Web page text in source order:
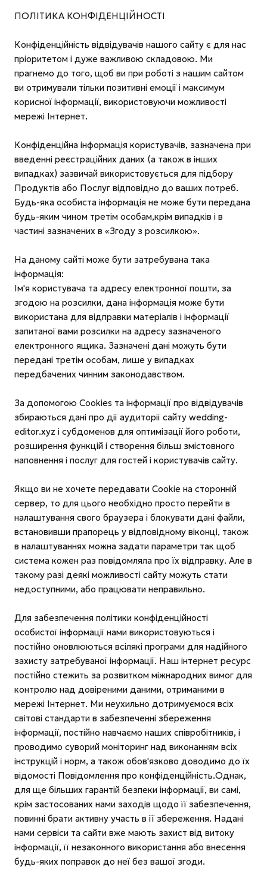
ПОЛІТИКА КОНФІДЕНЦІЙНОСТІ
Конфіденційність відвідувачів нашого сайту є для нас
пріоритетом і дуже важливою складовою. Ми
прагнемо до того, щоб ви при роботі з нашим сайтом
ви отримували тільки позитивні емоції і максимум
корисної інформації, використовуючи можливості
мережі Інтернет.
Конфіденційна інформація користувачів, зазначена при
введенні реєстраційних даних (а також в інших
випадках) зазвичай використовується для підбору
Продуктів або Послуг відповідно до ваших потреб.
Будь-яка особиста інформація не може бути передана
будь-яким чином третім особам,крім випадків і в
частині зазначених в «Згоду з розсилкою».
На даному сайті може бути затребувана така
інформація:
Ім'я користувача та адресу електронної пошти, за
згодою на розсилки, дана інформація може бути
використана для відправки матеріалів і інформації
запитаної вами розсилки на адресу зазначеного
електронного ящика. Зазначені дані можуть бути
передані третім особам, лише у випадках
передбачених чинним законодавством.
За допомогою Cookies та інформації про відвідувачів
збираються дані про дії аудиторії сайту wedding-
editor.xyz і субдоменов для оптимізації його роботи,
розширення функцій і створення більш змістовного
наповнення і послуг для гостей і користувачів сайту.
Якщо ви не хочете передавати Cookie на сторонній
сервер, то для цього необхідно просто перейти в
налаштування свого браузера і блокувати дані файли,
встановивши прапорець у відповідному віконці, також
в налаштуваннях можна задати параметри так щоб
система кожен раз повідомляла про їх відправку. Але в
такому разі деякі можливості сайту можуть стати
недоступними, або працювати неправильно.
Для забезпечення політики конфіденційності
особистої інформації нами використовуються і
постійно оновлюються всілякі програми для надійного
захисту затребуваної інформації. Наш інтернет ресурс
постійно стежить за розвитком міжнародних вимог для
контролю над довіреними даними, отриманими в
мережі Інтернет. Ми неухильно дотримуємося всіх
світові стандарти в забезпеченні збереження
інформації, постійно навчаємо наших співробітників, і
проводимо суворий моніторинг над виконанням всіх
інструкцій і норм, а також обов'язково доводимо до їх
відомості Повідомлення про конфіденційність.Однак,
для ще більших гарантій безпеки інформації, ви самі,
крім застосованих нами заходів щодо її забезпечення,
повинні брати активну участь в її збереження. Надані
нами сервіси та сайти вже мають захист від витоку
інформації, її незаконного використання або внесення
будь-яких поправок до неї без вашої згоди.